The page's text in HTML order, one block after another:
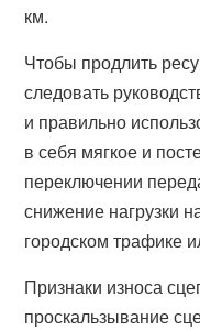
км.
Чтобы продлить
следовать
и правильно
в себя мягкое и
переключении
снижение нагрузки
городском трафике
Признаки износа
проскальзывание